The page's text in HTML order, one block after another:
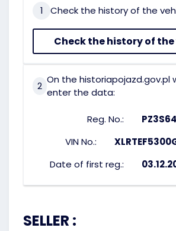
1 Check the history of the
Check the history of
2
On the historiapojazd.gov.pl
enter the data:
Reg. No.:
VIN No.:
Date of first reg.:
SELLER :